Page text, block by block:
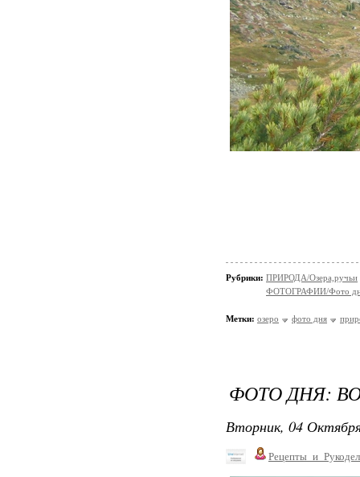
Рубрики: ПРИРОДА/Озера,ручьи
ФОТОГРАФИИ/Фото
Метки: озеро фото дня
ФОТО ДНЯ:
Вторник, 04